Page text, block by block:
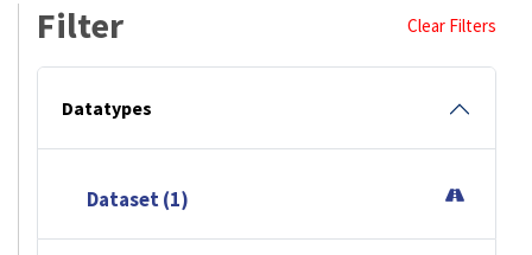
Filter Clear Filters
Datatypes
Dataset (1)